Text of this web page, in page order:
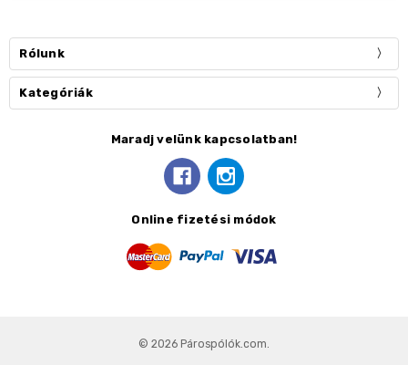
Rólunk
Kategóriák
Maradj velünk kapcsolatban!
Online fizetési módok
© 2026 Párospólók.com.